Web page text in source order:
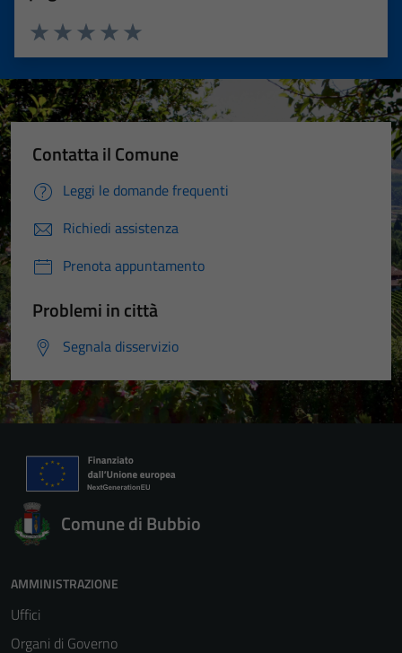
Valuta 5 stelle su 5
Valuta 4 stelle su 5
Valuta 3 stelle su 5
Valuta 2 stelle su 5
Valuta 1 stelle su 5
Contatta il Comune
Leggi le domande frequenti
Richiedi assistenza
Prenota appuntamento
Problemi in città
Segnala disservizio
Comune di Bubbio
AMMINISTRAZIONE
Uffici
Organi di Governo